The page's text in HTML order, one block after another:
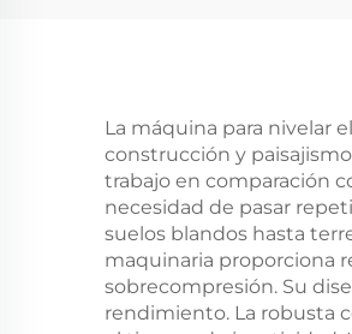
La máquina para nivelar
construcción y
trabajo en comparación
necesidad de pasar
suelos blandos hasta
maquinaria proporciona
sobrecompresión. Su
rendimiento. La robusta